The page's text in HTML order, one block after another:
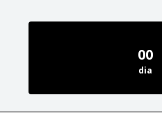
00
dia